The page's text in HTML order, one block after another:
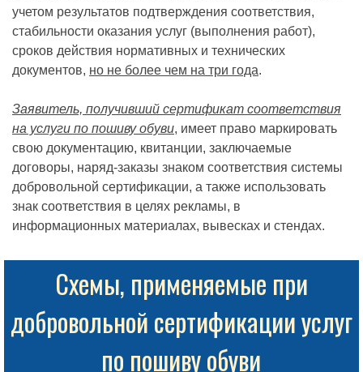
учетом результатов подтверждения соответствия,
стабильности оказания услуг (выполнения работ),
сроков действия нормативных и технических
документов, но не более чем на три года.
Заявитель, получивший сертификат соответствия
на услуги по пошиву обуви, имеет право маркировать
свою документацию, квитанции, заключаемые
договоры, наряд-заказы знаком соответствия системы
добровольной сертификации, а также использовать
знак соответствия в целях рекламы, в
информационных материалах, вывесках и стендах.
Схемы, применяемые при
добровольной сертификации услуг
по пошиву обуви